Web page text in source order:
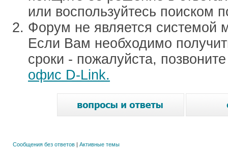
или воспользуйтесь поиском
Форум не является системой
Если Вам необходимо
сроки - пожалуйста,
офис D-Link.
Сообщения без ответов | Активные темы